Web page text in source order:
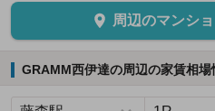
周辺のマンシ
GRAMM西伊達の周辺の家賃相場